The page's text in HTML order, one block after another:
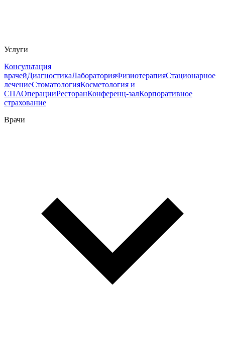
Услуги
Консультация
врачейДиагностикаЛабораторияФизиотерапияСтационарное
лечениеСтоматологияКосметология и
СПАОперацииРесторанКонференц-залКорпоративное
страхование
Врачи